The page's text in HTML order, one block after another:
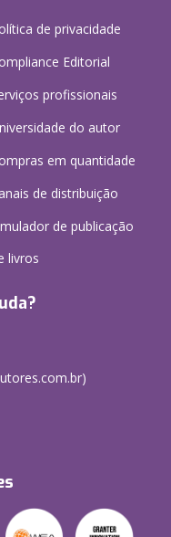
de privacidade
Editorial
profissionais
do autor
em quantidade
de distribuição
de publicação
livros